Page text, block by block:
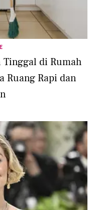
Tinggal di Rumah
Ruang Rapi dan